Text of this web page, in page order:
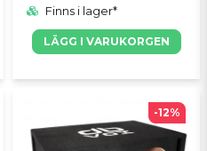
Finns i lager*
LÄGG I VARUKORGEN
-12%